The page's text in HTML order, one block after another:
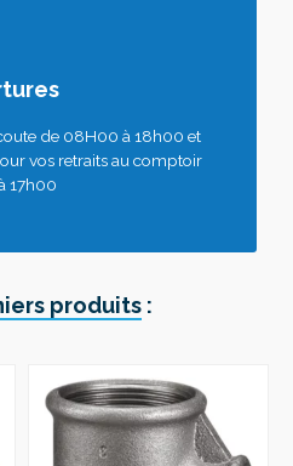
de 08H00 à 18h00 et
vos retraits au comptoir
17h00
produits :